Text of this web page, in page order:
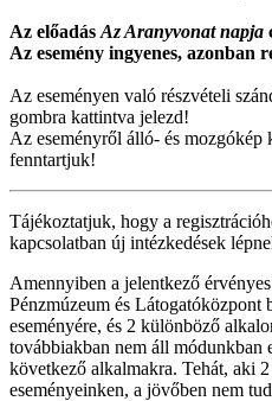
Az előadás Az Aranyvonat napja
Az esemény ingyenes, azonban
Az eseményen való részvételi
gombra kattintva jelezd!
Az eseményről álló- és mozgókép
fenntartjuk!
Tájékoztatjuk, hogy a
kapcsolatban új intézkedések
Amennyiben a jelentkező
Pénzmúzeum és Látogatóközpont
eseményére, és 2 különböző
továbbiakban nem áll módunkban
következő alkalmakra. Tehát, aki
eseményeinken, a jövőben nem